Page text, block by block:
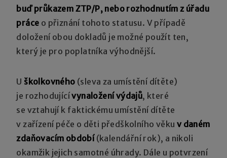
buď průkazem ZTP/P, nebo rozhodnutím z úřadu
práce o přiznání tohoto statusu. V případě
doložení obou dokladů je možné použít ten,
který je pro poplatníka výhodnější.
U školkovného (sleva za umístění dítěte)
je rozhodujícívynaložení výdajů, které
se vztahují k faktickému umístění dítěte
v zařízení péče o děti předškolního věku v daném
zdaňovacím období(kalendářní rok), a nikoli
okamžik jejich samotné úhrady. Dále u potvrzení